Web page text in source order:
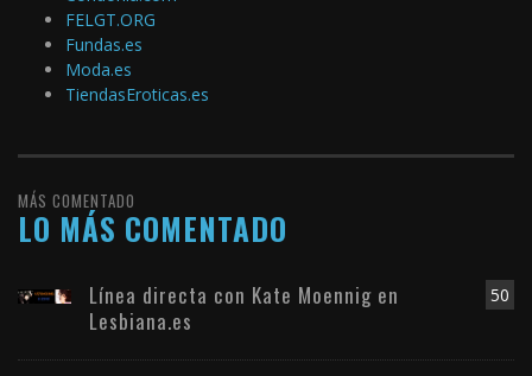
FELGT.ORG
Fundas.es
Moda.es
TiendasEroticas.es
MÁS COMENTADO
LO MÁS COMENTADO
50
Línea directa con Kate Moennig en
Lesbiana.es